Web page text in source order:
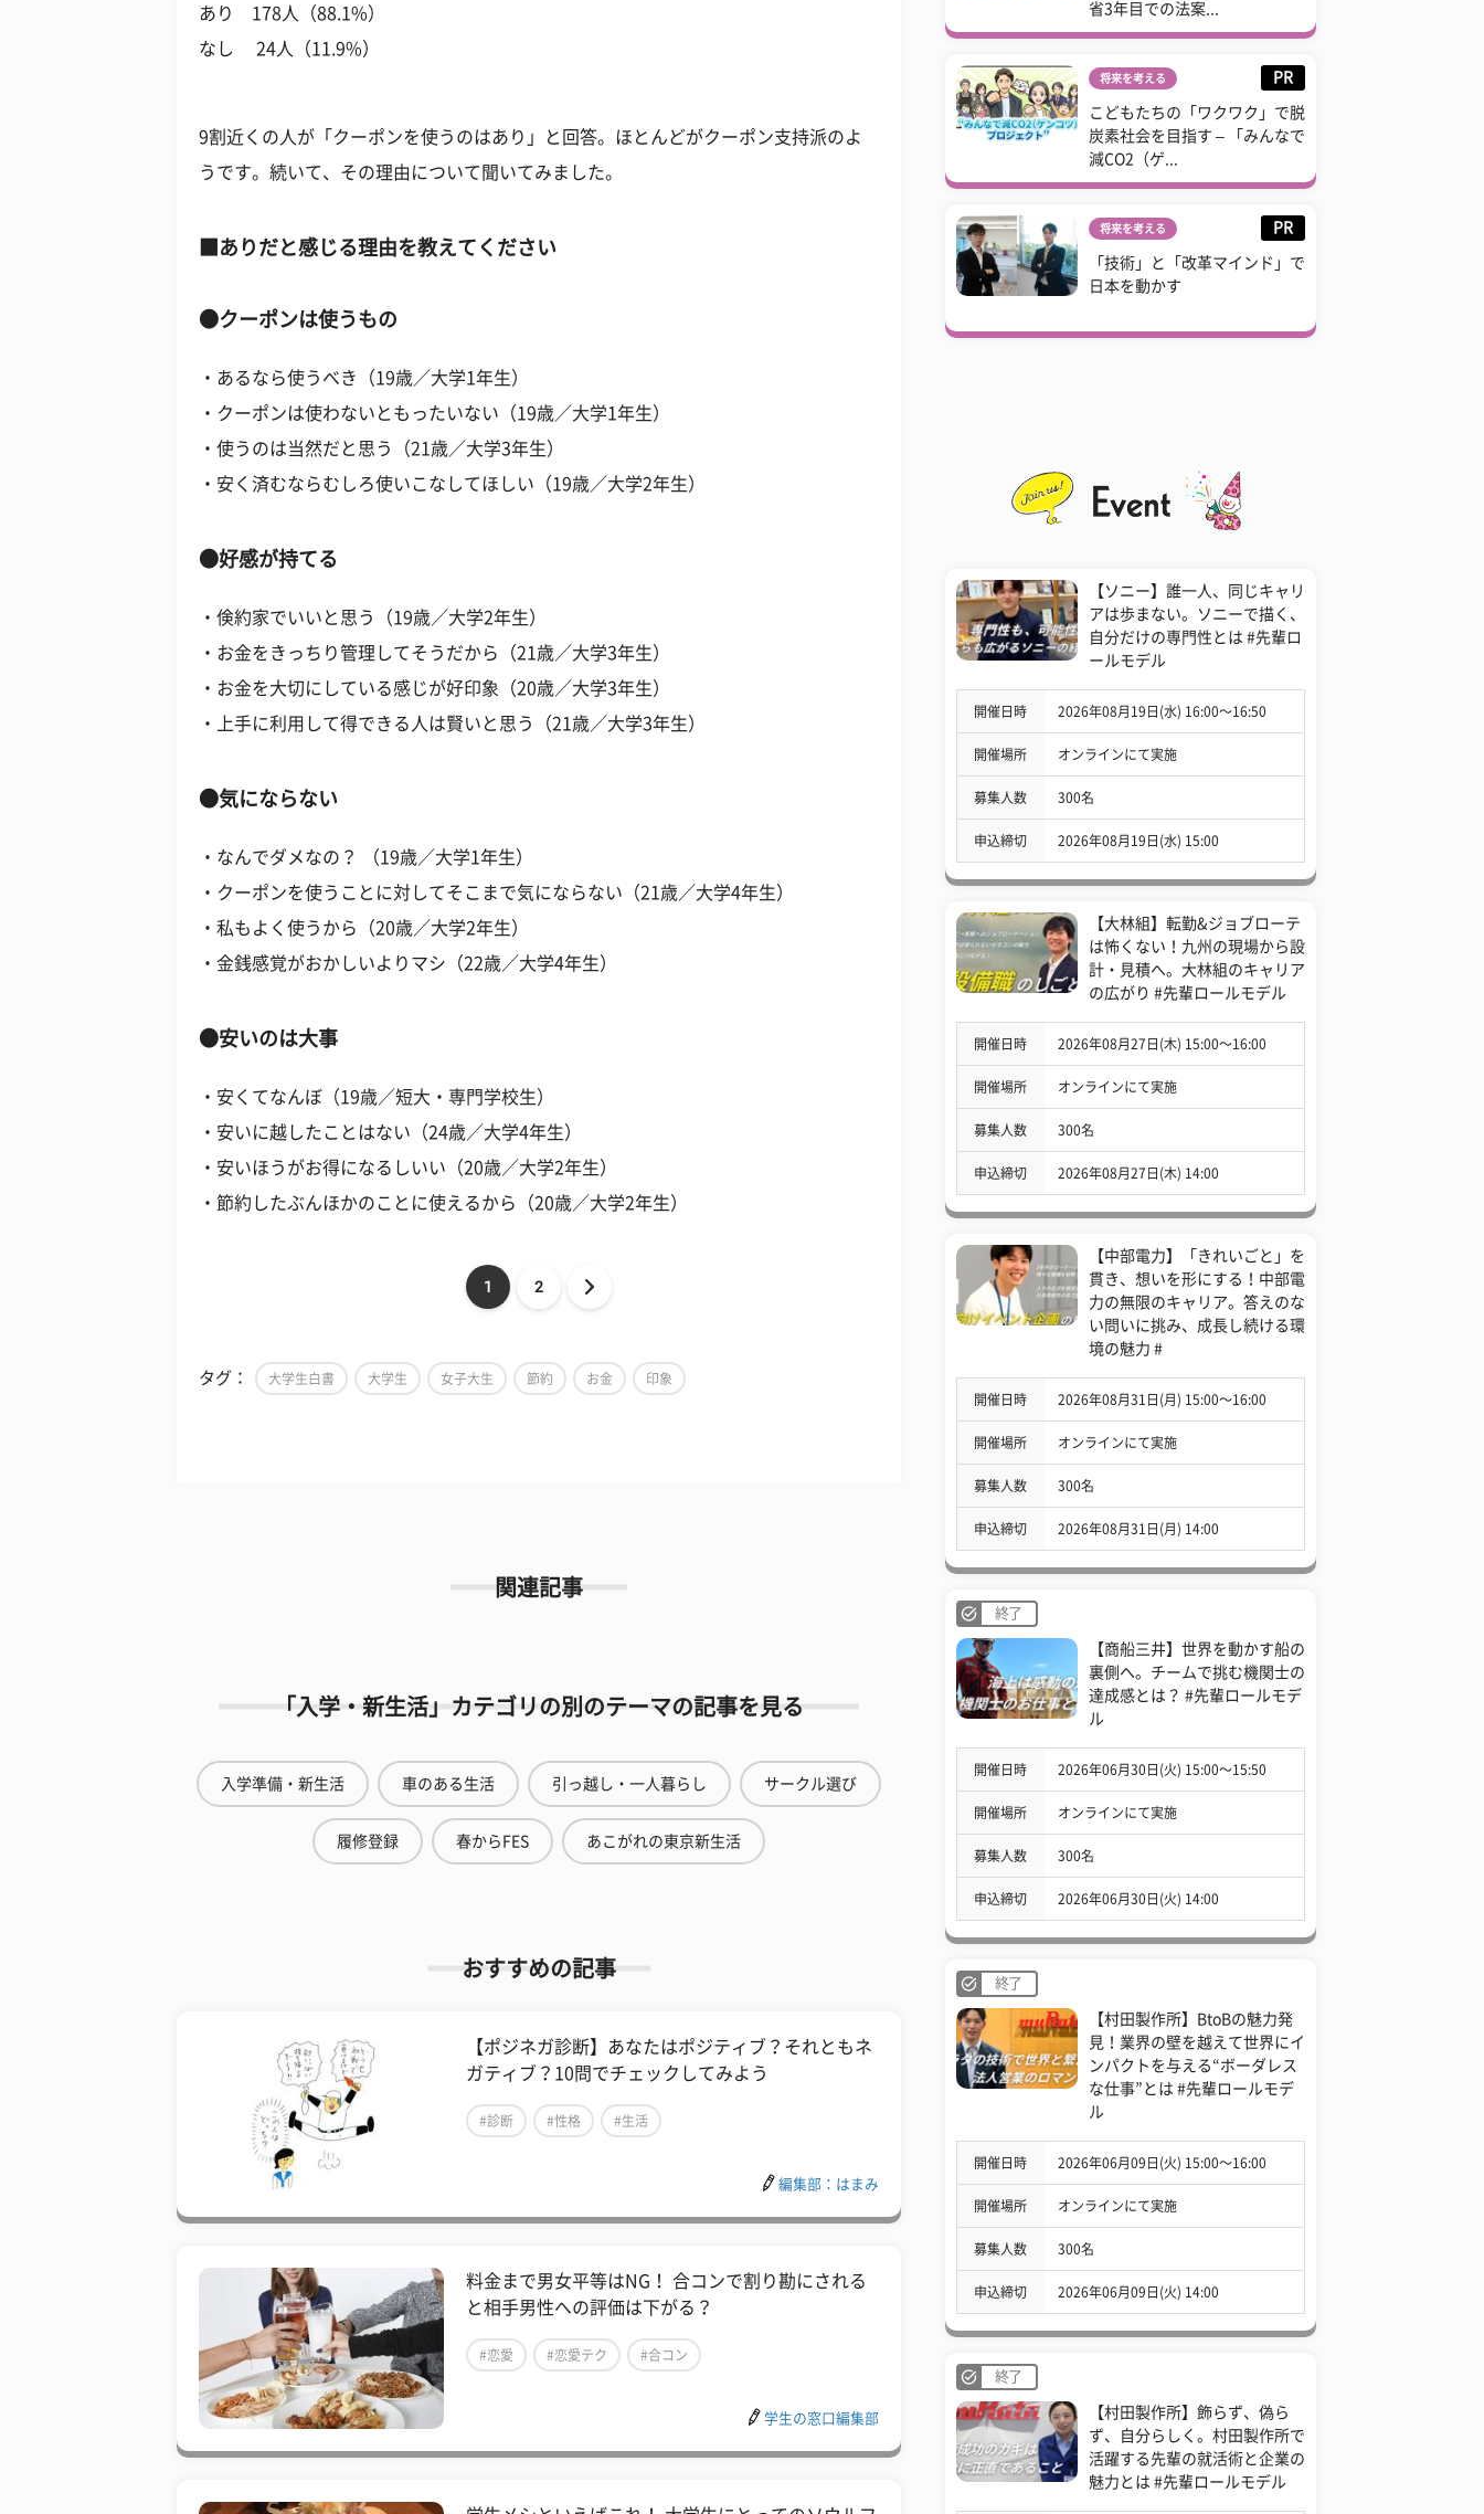
あり 178人（88.1%）
なし 24人（11.9%）
9割近くの人が「クーポンを使うのはあり」と回答。ほとんどがクーポン支持派のよ
うです。続いて、その理由について聞いてみました。
■ありだと感じる理由を教えてください
●クーポンは使うもの
・あるなら使うべき（19歳／大学1年生）
・クーポンは使わないともったいない（19歳／大学1年生）
・使うのは当然だと思う（21歳／大学3年生）
・安く済むならむしろ使いこなしてほしい（19歳／大学2年生）
●好感が持てる
・倹約家でいいと思う（19歳／大学2年生）
・お金をきっちり管理してそうだから（21歳／大学3年生）
・お金を大切にしている感じが好印象（20歳／大学3年生）
・上手に利用して得できる人は賢いと思う（21歳／大学3年生）
●気にならない
・なんでダメなの？ （19歳／大学1年生）
・クーポンを使うことに対してそこまで気にならない（21歳／大学4年生）
・私もよく使うから（20歳／大学2年生）
・金銭感覚がおかしいよりマシ（22歳／大学4年生）
●安いのは大事
・安くてなんぼ（19歳／短大・専門学校生）
・安いに越したことはない（24歳／大学4年生）
・安いほうがお得になるしいい（20歳／大学2年生）
・節約したぶんほかのことに使えるから（20歳／大学2年生）
1 2
タグ： 大学生白書 大学生 女子大生 節約 お金 印象
関連記事
「入学・新生活」カテゴリの別のテーマの記事を見る
入学準備・新生活 車のある生活 引っ越し・一人暮らし サークル選び
履修登録 春からFES あこがれの東京新生活
おすすめの記事
【ポジネガ診断】あなたはポジティブ？それともネ
ガティブ？10問でチェックしてみよう
#診断 #性格 #生活
編集部：はまみ
料金まで男女平等はNG！ 合コンで割り勘にされる
と相手男性への評価は下がる？
#恋愛 #恋愛テク #合コン
学生の窓口編集部
省3年目での法案...
将来を考える PR
こどもたちの「ワクワク」で脱
炭素社会を目指す – 「みんなで
減CO2（ゲ...
将来を考える PR
「技術」と「改革マインド」で
日本を動かす
【ソニー】誰一人、同じキャリ
アは歩まない。ソニーで描く、
自分だけの専門性とは #先輩ロ
ールモデル
開催日時 2026年08月19日(水) 16:00〜16:50
開催場所 オンラインにて実施
募集人数 300名
申込締切 2026年08月19日(水) 15:00
【大林組】転勤&ジョブローテ
は怖くない！九州の現場から設
計・見積へ。大林組のキャリア
の広がり #先輩ロールモデル
開催日時 2026年08月27日(木) 15:00〜16:00
開催場所 オンラインにて実施
募集人数 300名
申込締切 2026年08月27日(木) 14:00
【中部電力】「きれいごと」を
貫き、想いを形にする！中部電
力の無限のキャリア。答えのな
い問いに挑み、成長し続ける環
境の魅力 #
開催日時 2026年08月31日(月) 15:00〜16:00
開催場所 オンラインにて実施
募集人数 300名
申込締切 2026年08月31日(月) 14:00
終了
【商船三井】世界を動かす船の
裏側へ。チームで挑む機関士の
達成感とは？ #先輩ロールモデ
ル
開催日時 2026年06月30日(火) 15:00〜15:50
開催場所 オンラインにて実施
募集人数 300名
申込締切 2026年06月30日(火) 14:00
終了
【村田製作所】BtoBの魅力発
見！業界の壁を越えて世界にイ
ンパクトを与える“ボーダレス
な仕事”とは #先輩ロールモデ
ル
開催日時 2026年06月09日(火) 15:00〜16:00
開催場所 オンラインにて実施
募集人数 300名
申込締切 2026年06月09日(火) 14:00
終了
【村田製作所】飾らず、偽ら
ず、自分らしく。村田製作所で
活躍する先輩の就活術と企業の
魅力とは #先輩ロールモデル